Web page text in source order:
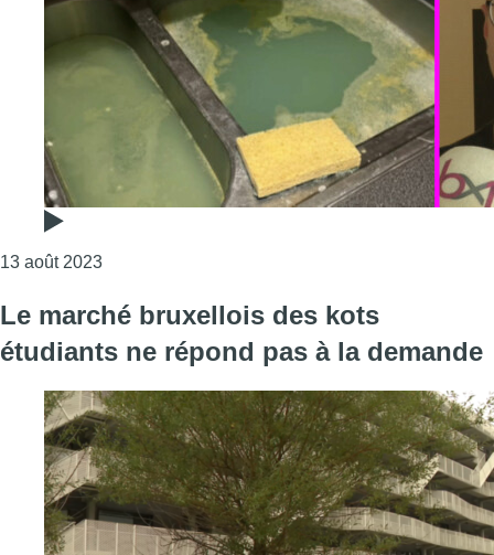
13 août 2023Consulter l'article "Maël paye 525€ pour un kot
Le marché bruxellois des kots
étudiants ne répond pas à la demande